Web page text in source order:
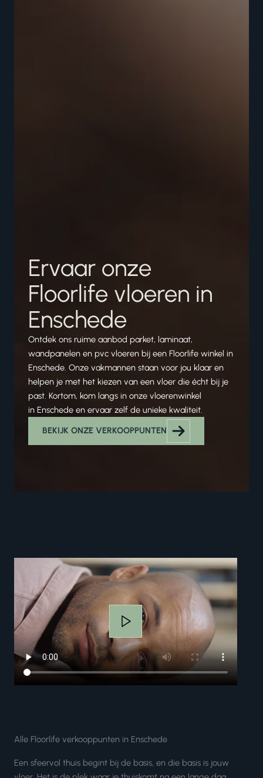
Ervaar onze
Floorlife vloeren in
Enschede
Ontdek ons ruime aanbod parket, laminaat,
wandpanelen en pvc vloeren bij een Floorlife winkel in
Enschede. Onze vakmannen staan voor jou klaar en
helpen je met het kiezen van een vloer die écht bij je
past. Kortom, kom langs in onze vloerenwinkel
in Enschede en ervaar zelf de unieke kwaliteit.
BEKIJK ONZE VERKOOPPUNTEN
Alle Floorlife verkooppunten in Enschede
Een sfeervol thuis begint bij de basis, en die basis is jouw